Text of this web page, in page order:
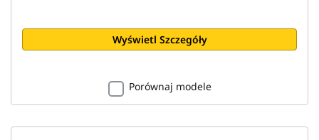
Wyświetl Szczegóły
Porównaj modele